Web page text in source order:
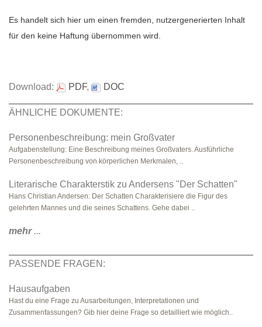
Es handelt sich hier um einen fremden, nutzergenerierten Inhalt
für den keine Haftung übernommen wird.
Download: PDF, DOC
ÄHNLICHE DOKUMENTE:
Personenbeschreibung: mein Großvater
Aufgabenstellung: Eine Beschreibung meines Großvaters. Ausführliche
Personenbeschreibung von körperlichen Merkmalen, ..
Literarische Charakterstik zu Andersens "Der Schatten"
Hans Christian Andersen: Der Schatten Charakterisiere die Figur des
gelehrten Mannes und die seines Schattens. Gehe dabei ..
mehr...
PASSENDE FRAGEN:
Hausaufgaben
Hast du eine Frage zu Ausarbeitungen, Interpretationen und
Zusammenfassungen? Gib hier deine Frage so detailliert wie möglich..